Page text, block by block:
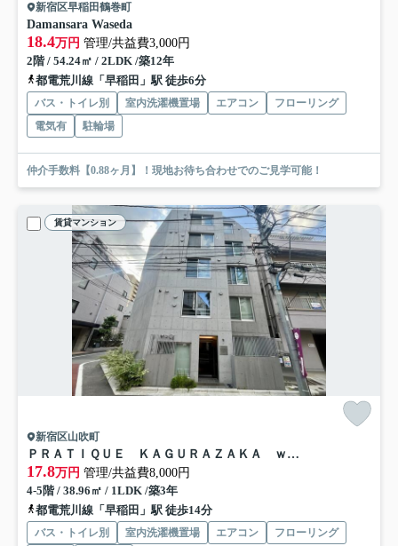
新宿区早稲田鶴巻町
Damansara Waseda
18.4万円 管理/共益費3,000円
2階 / 54.24㎡ / 2LDK /築12年
都電荒川線「早稲田」駅 徒歩6分
バス・トイレ別 室内洗濯機置場 エアコン
フローリング
電気有
駐輪場
仲介手数料【0.88ヶ月】！現地お待ち合わせでのご見学可能！
賃貸マンション
新宿区山吹町
ＰＲＡＴＩＱＵＥ ＫＡＧＵＲＡＺＡＫＡ ｗｅｓｔ
17.8万円 管理/共益費8,000円
4-5階 / 38.96㎡ / 1LDK /築3年
都電荒川線「早稲田」駅 徒歩14分
バス・トイレ別 室内洗濯機置場 エアコン
フローリング